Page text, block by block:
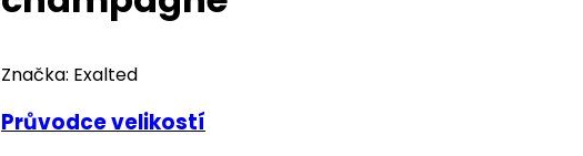
Průvodce velikostí
Značka: Exalted